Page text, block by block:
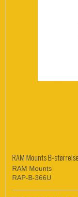
RAM Mounts B-
RAM Mounts
RAP-B-366U